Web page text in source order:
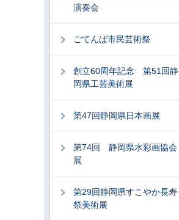
演奏会
ごてんば市民芸術祭
創立60周年記念 第51回静
岡県工芸美術展
第47回静岡県日本画展
第74回 静岡県水彩画協会
展
第29回静岡県すこやか長寿
祭美術展